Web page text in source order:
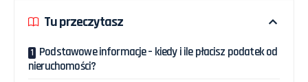
Tu przeczytasz
Podstawowe informacje – kiedy i ile płacisz podatek od
nieruchomości?